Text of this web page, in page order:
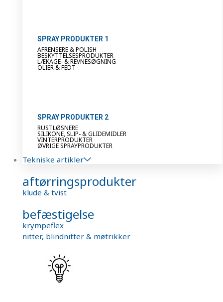
SPRAY PRODUKTER 1
AFRENSERE & POLISH
BESKYTTELSESPRODUKTER
LÆKAGE- & REVNESØGNING
OLIER & FEDT
SPRAY PRODUKTER 2
RUSTLØSNERE
SILIKONE, SLIP- & GLIDEMIDLER
VINTERPRODUKTER
ØVRIGE SPRAYPRODUKTER
Tekniske artikler
aftørringsprodukter
klude & tvist
befæstigelse
krympeflex
nitter, blindnitter & møtrikker